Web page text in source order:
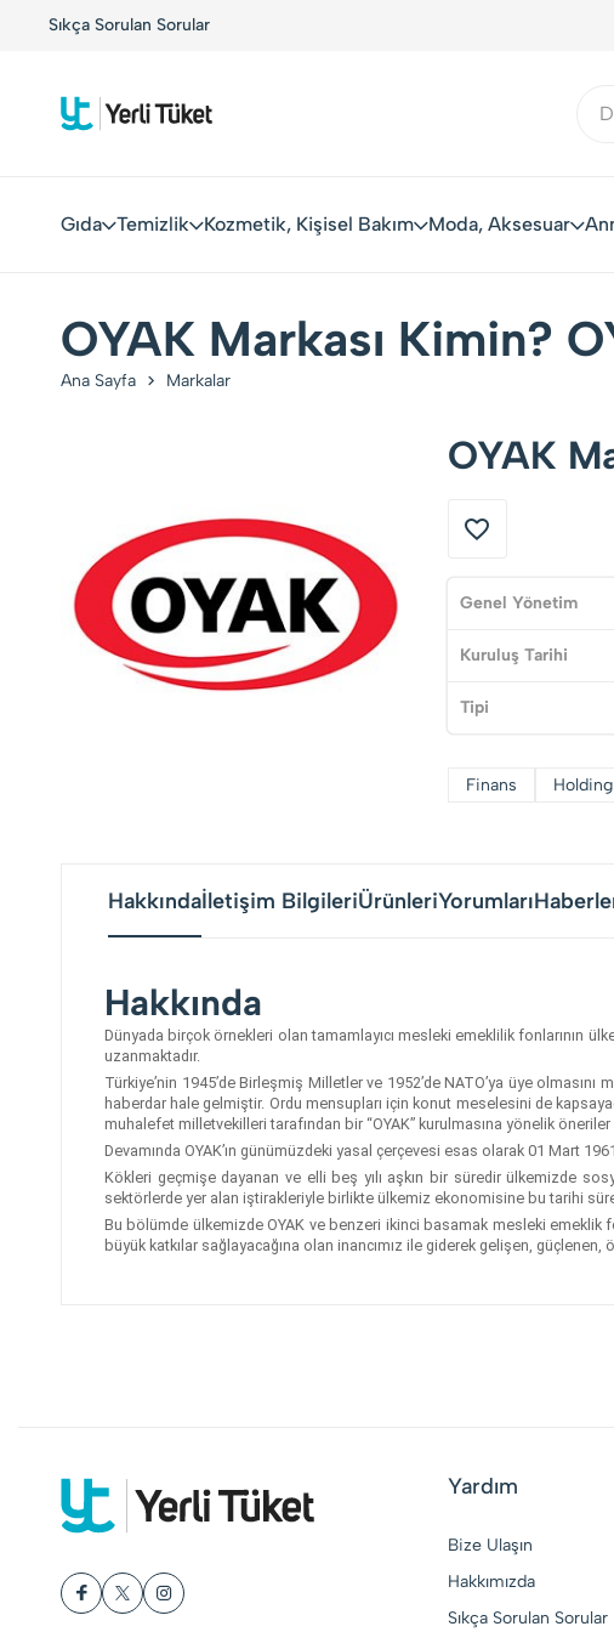
Sıkça Sorulan SorularKolay Boykot'u kullandınız mı?.
Gıda Temizlik Kozmetik, Kişisel Bakım Moda, Aksesuar
OYAK Markası Kimin?
Ana Sayfa Markalar
OYAK
Genel Yönetim
Kuruluş Tarihi
Tipi
Finans Holding
Hakkındaİletişim BilgileriÜrünleriYorumları
Hakkında
Dünyada birçok örnekleri olan tamamlayıcı mesleki emeklilik fonlarının
uzanmaktadır.
Türkiye’nin 1945’de Birleşmiş Milletler ve 1952’de NATO’ya üye
haberdar hale gelmiştir. Ordu mensupları için konut meselesini de
muhalefet milletvekilleri tarafından bir “OYAK” kurulmasına yönelik
Devamında OYAK’ın günümüzdeki yasal çerçevesi esas olarak 01 Mart
Kökleri geçmişe dayanan ve elli beş yılı aşkın bir süredir ülkemizde
sektörlerde yer alan iştirakleriyle birlikte ülkemiz ekonomisine bu tarihi
Bu bölümde ülkemizde OYAK ve benzeri ikinci basamak mesleki emeklik
büyük katkılar sağlayacağına olan inancımız ile giderek gelişen,
Yardım
Bize Ulaşın
Hakkımızda
Sıkça Sorulan Sorular